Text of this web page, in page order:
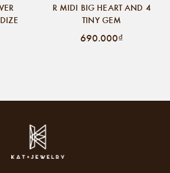
R MIDI BIG HEART AND 4
TINY GEM
690.000₫